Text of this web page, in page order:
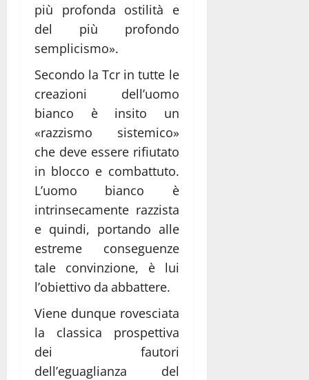
più profonda ostilità e
del più profondo
semplicismo».
Secondo la Tcr in tutte le
creazioni dell’uomo
bianco è insito un
«razzismo sistemico»
che deve essere rifiutato
in blocco e combattuto.
L’uomo bianco è
intrinsecamente razzista
e quindi, portando alle
estreme conseguenze
tale convinzione, è lui
l’obiettivo da abbattere.
Viene dunque rovesciata
la classica prospettiva
dei fautori
dell’eguaglianza del